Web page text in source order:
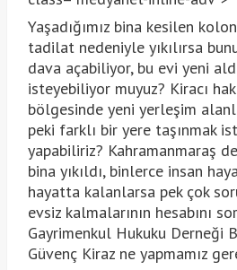
Yaşadığımız bina kesilen
tadilat nedeniyle yıkılırsa
dava açabiliyor, bu evi yeni
isteyebiliyor muyuz? Kiracı
bölgesinde yeni yerleşim
peki farklı bir yere taşınmak
yapabiliriz? Kahramanmaraş
bina yıkıldı, binlerce insan
hayatta kalanlarsa pek çok
evsiz kalmalarının hesabını
Gayrimenkul Hukuku Derneği
Güvenç Kiraz ne yapmamız